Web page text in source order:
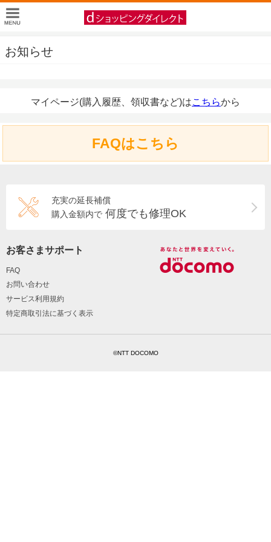
お知らせ
マイページ(購入履歴、領収書など)はこちらから
FAQはこちら
充実の延長補償
購入金額内で 何度でも修理OK
お客さまサポート
FAQ
お問い合わせ
サービス利用規約
特定商取引法に基づく表示
©NTT DOCOMO